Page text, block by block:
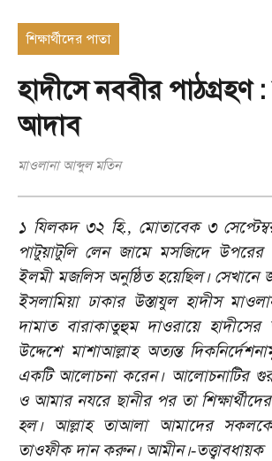
শিক্ষার্থীদের পাতা
হাদীসে নববীর
আদাব
মাওলানা আব্দুল মতিন
১ যিলকদ ৩২ হি., মোতাবেক ৩
পাটুয়াটুলি লেন জামে মসজিদে উপরের
ইলমী মজলিস অনুষ্ঠিত হয়েছিল। সেখানে
ইসলামিয়া ঢাকার উস্তাযুল হাদীস
দামাত বারাকাতুহুম দাওরায়ে হাদীসের
উদ্দেশে মাশাআল্লাহ অত্যন্ত
একটি আলোচনা করেন। আলোচনাটির
ও আমার নযরে ছানীর পর তা শিক্ষার্থীদের
হল।
আল্লাহ তাআলা আমাদের সকলকে
তাওফীক দান করুন। আমীন।-তত্ত্বাবধায়ক